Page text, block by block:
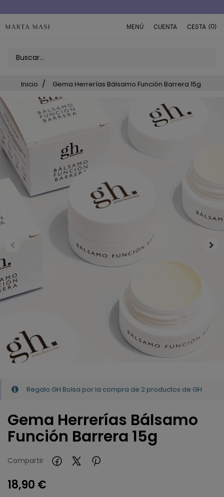
MENÚ CUENTA CESTA (0)
Inicio Gema Herrerías Bálsamo Función Barrera 15g
Gema Herrerías Bálsamo
Función Barrera 15g
Compartir
18,90 €
Regalo GH Bolsa por la compra de 2 productos de GH